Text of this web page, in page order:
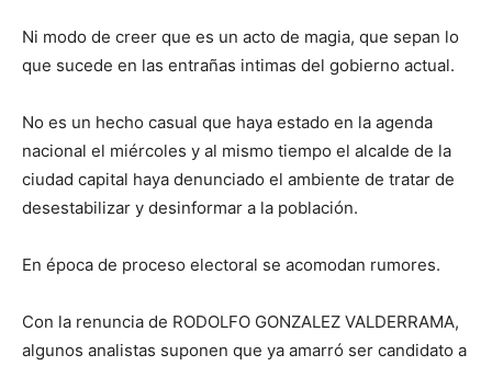
Ni modo de creer que es un acto de magia, que sepan lo
que sucede en las entrañas intimas del gobierno actual.
No es un hecho casual que haya estado en la agenda
nacional el miércoles y al mismo tiempo el alcalde de la
ciudad capital haya denunciado el ambiente de tratar de
desestabilizar y desinformar a la población.
En época de proceso electoral se acomodan rumores.
Con la renuncia de RODOLFO GONZALEZ VALDERRAMA,
algunos analistas suponen que ya amarró ser candidato a